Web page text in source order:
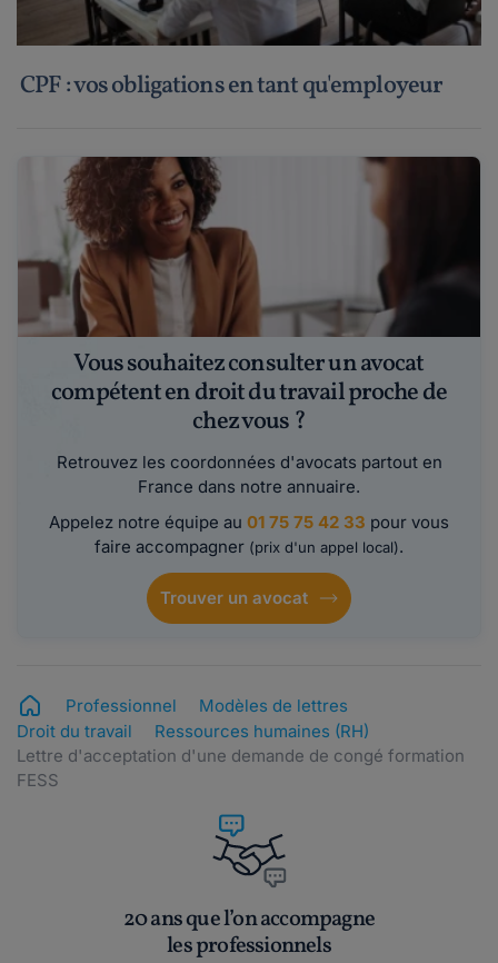
CPF : vos obligations en tant qu'employeur
Vous souhaitez consulter un avocat
compétent en droit du travail proche de
chez vous ?
Retrouvez les coordonnées d'avocats partout en
France dans notre annuaire.
Appelez notre équipe au 01 75 75 42 33 pour vous
faire accompagner (prix d'un appel local).
Trouver un avocat
Professionnel
Modèles de lettres
Droit du travail
Ressources humaines (RH)
Lettre d'acceptation d'une demande de congé formation
FESS
20 ans que l’on accompagne
les professionnels